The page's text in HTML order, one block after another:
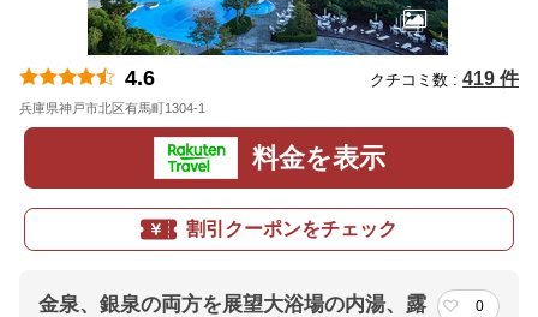
4.6 クチコミ数 : 419 件
兵庫県神戸市北区有馬町1304-1
料金を表示
割引クーポンをチェック
金泉、銀泉の両方を展望大浴場の内湯、露
0